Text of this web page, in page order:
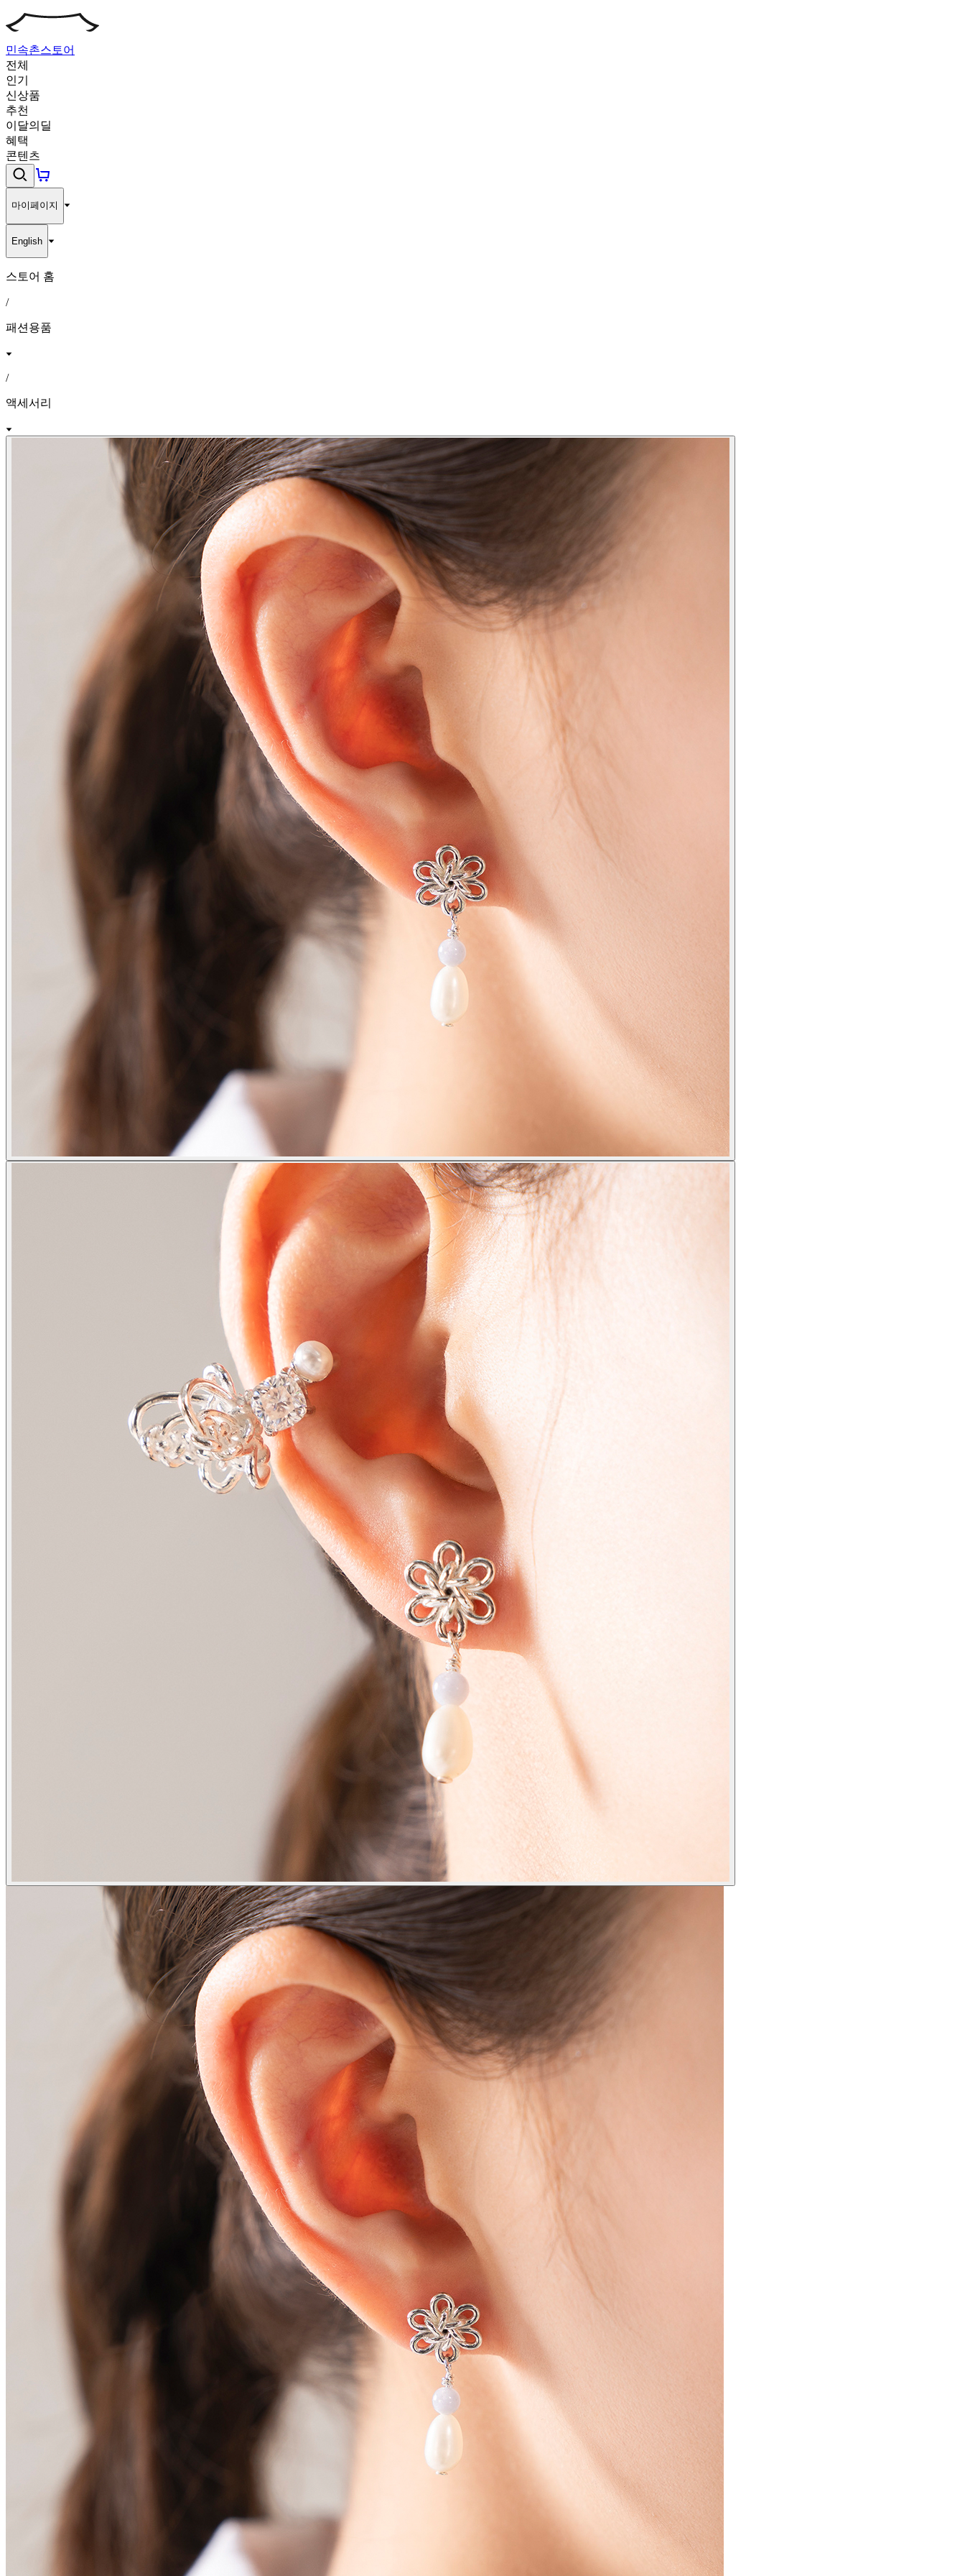
민속촌스토어
전체
인기
신상품
추천
이달의딜
혜택
콘텐츠
마이페이지
English
스토어 홈
/
패션용품
/
액세서리